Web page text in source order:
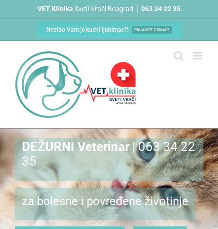
VET Klinika Sveti Vrači Beograd │ 063 34 22 35
Nestao Vam je kućni ljubimac?! PRIJAVITE ODMAH!
DEŽURNI Veterinar| 063 34 22
35
za bolesne i povređene životinje